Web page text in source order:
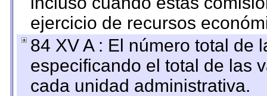
ejercicio de recursos
84 XV A : El número total de
especificando el total de las
cada unidad administrativa.